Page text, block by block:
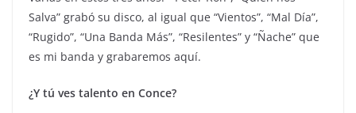
Salva” grabó su disco, al igual que “Vientos”, “Mal Día”,
“Rugido”, “Una Banda Más”, “Resilentes” y “Ñache” que
es mi banda y grabaremos aquí.
¿Y tú ves talento en Conce?